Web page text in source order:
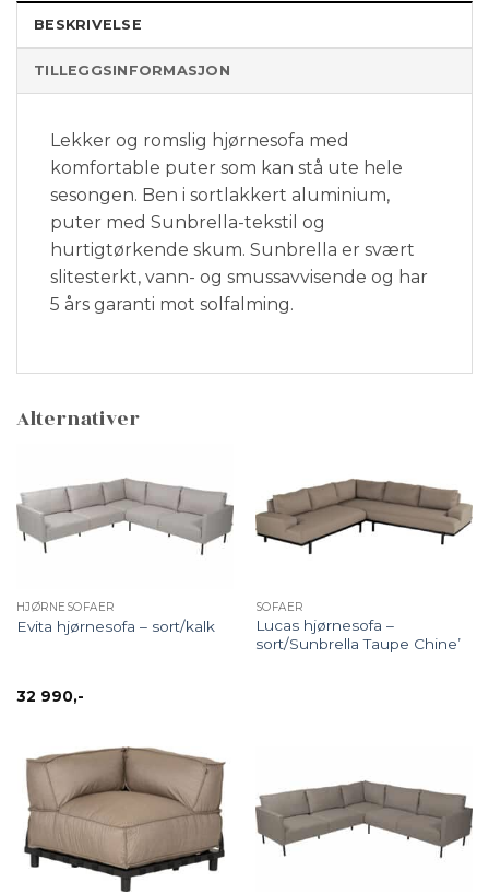
BESKRIVELSE
TILLEGGSINFORMASJON
Lekker og romslig hjørnesofa med
komfortable puter som kan stå ute hele
sesongen. Ben i sortlakkert aluminium,
puter med Sunbrella-tekstil og
hurtigtørkende skum. Sunbrella er svært
slitesterkt, vann- og smussavvisende og har
5 års garanti mot solfalming.
Alternativer
HJØRNESOFAER
Evita hjørnesofa – sort/kalk
32 990,-
SOFAER
Lucas hjørnesofa –
sort/Sunbrella Taupe Chine’